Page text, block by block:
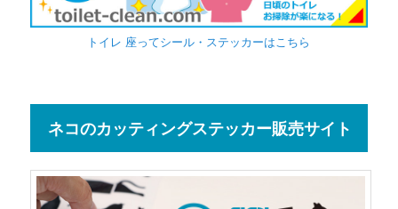
トイレ 座ってシール・ステッカーはこちら
ネコのカッティングステッカー販売サイト